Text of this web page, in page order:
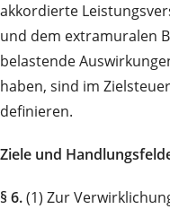
akkordierte
und dem extramuralen
belastende
haben, sind im
definieren.
Ziele und
§ 6.(1) Zur